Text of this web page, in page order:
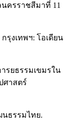
ครราชสีมาที่ 11
รุงเทพฯ: โอเดียน
รยธรรมเขมรใน
ศาสตร์
นธรรมไทย.